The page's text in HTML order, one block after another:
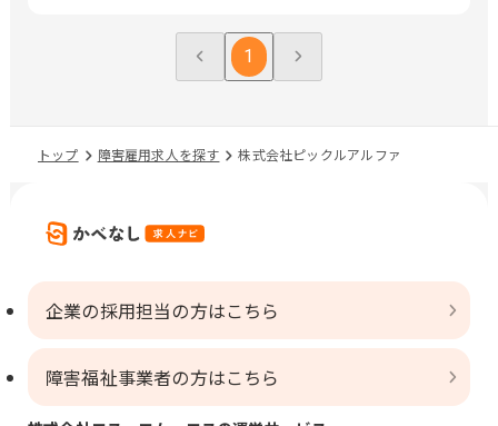
1
トップ 障害雇用求人を探す 株式会社ピックルアルファ
企業の採用担当の方はこちら
障害福祉事業者の方はこちら